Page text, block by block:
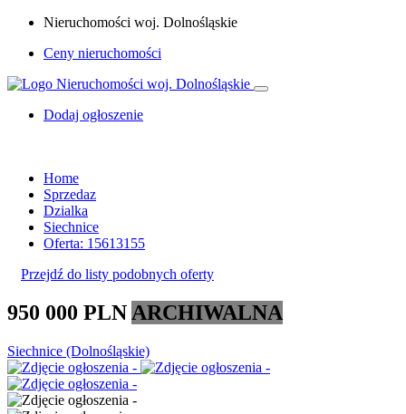
Nieruchomości woj. Dolnośląskie
Ceny nieruchomości
Dodaj ogłoszenie
Home
Sprzedaz
Dzialka
Siechnice
Oferta: 15613155
Przejdź do listy podobnych oferty
950 000 PLN ARCHIWALNA
Siechnice (Dolnośląskie)